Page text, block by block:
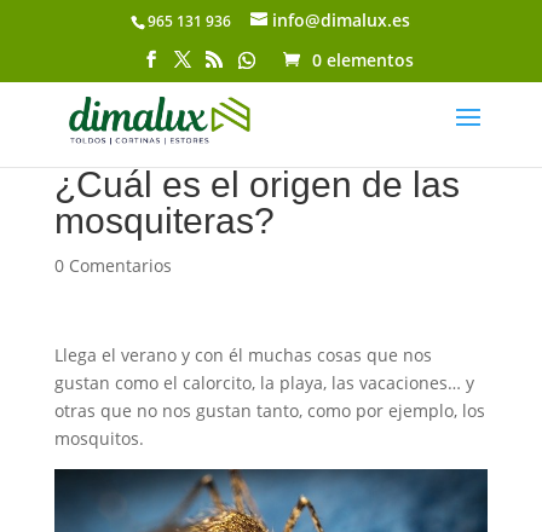
965 131 936
info@dimalux.es
0 elementos
¿Cuál es el origen de las
mosquiteras?
0 Comentarios
Llega el verano y con él muchas cosas que nos
gustan como el calorcito, la playa, las vacaciones… y
otras que no nos gustan tanto, como por ejemplo, los
mosquitos.
Abrir barra de herramientas